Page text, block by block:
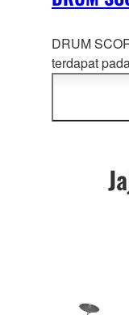
DRUM
terdapat
bantu
guru yang